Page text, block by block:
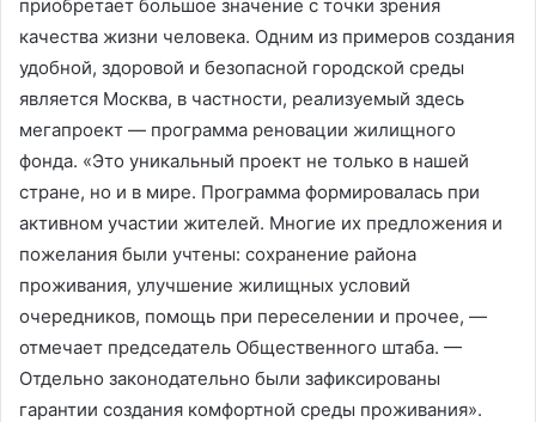
приобретает большое значение с точки зрения
качества жизни человека. Одним из примеров создания
удобной, здоровой и безопасной городской среды
является Москва, в частности, реализуемый здесь
мегапроект — программа реновации жилищного
фонда. «Это уникальный проект не только в нашей
стране, но и в мире. Программа формировалась при
активном участии жителей. Многие их предложения и
пожелания были учтены: сохранение района
проживания, улучшение жилищных условий
очередников, помощь при переселении и прочее, —
отмечает председатель Общественного штаба. —
Отдельно законодательно были зафиксированы
гарантии создания комфортной среды проживания».